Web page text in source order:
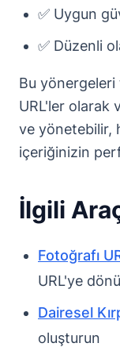
✅ Uygun
✅ Düzenli
Bu
URL'ler olarak
ve yönetebilir,
içeriğinizin
İlgili
Fotoğrafı
URL'ye
Dairesel
oluşturun